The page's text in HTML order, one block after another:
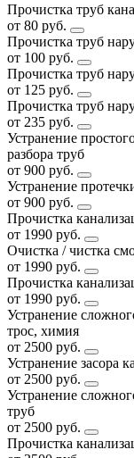
Прочистка труб
от 80 руб.
Прочистка труб
от 100 руб.
Прочистка труб
от 125 руб.
Прочистка труб
от 235 руб.
Устранение
разбора труб
от 900 руб.
Устранение
от 900 руб.
Прочистка
от 1990 руб.
Очистка / чистка
от 1990 руб.
Прочистка
от 1990 руб.
Устранение
трос, химия
от 2500 руб.
Устранение засора
от 2500 руб.
Устранение
труб
от 2500 руб.
Прочистка